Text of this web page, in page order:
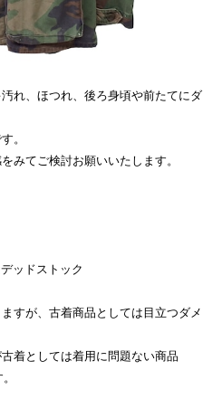
れ、ほつれ、後ろ身頃や前たてにダ
。
みてご検討お願いいたします。
ッドストック
すが、古着商品としては目立つダメ
着としては着用に問題ない商品